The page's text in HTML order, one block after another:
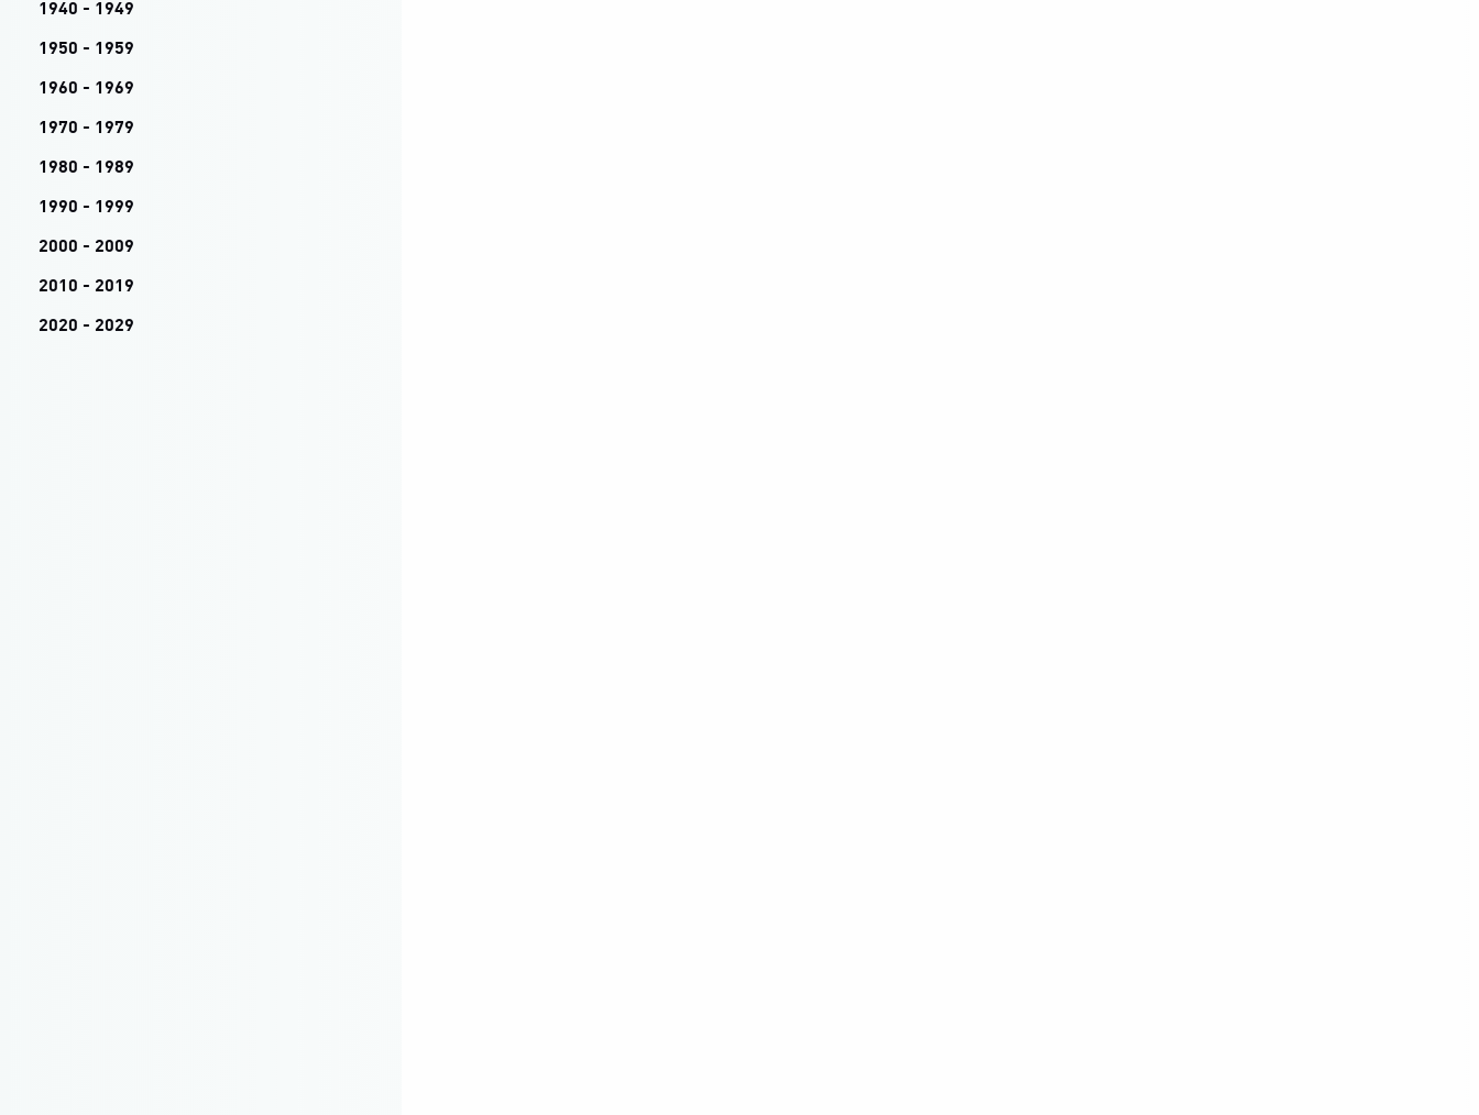
1940 - 1949
1950 - 1959
1960 - 1969
1970 - 1979
1980 - 1989
1990 - 1999
2000 - 2009
2010 - 2019
2020 - 2029